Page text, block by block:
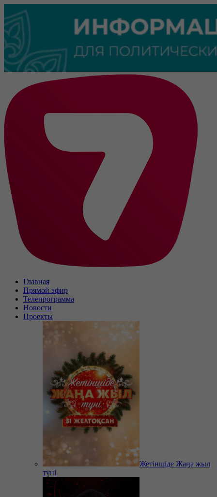
Главная
Прямой эфир
Телепрограмма
Новости
Проекты
Жетіншіде Жаңа жыл
түні